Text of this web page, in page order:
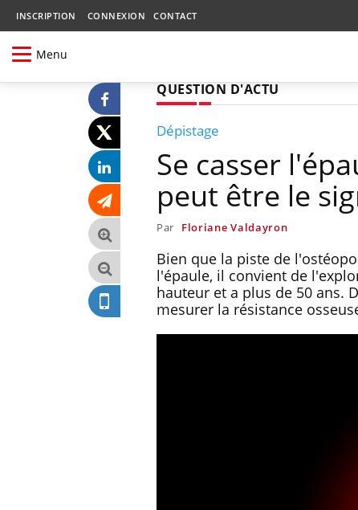
INSCRIPTION CONNEXION CONTACT
Menu
QUESTION D'ACTU
Dépistage
Se casser
peut être le
Par Floriane Valdayron
Bien que la piste de
l'épaule, il convient de
hauteur et a plus de 50 ans.
mesurer la résistance